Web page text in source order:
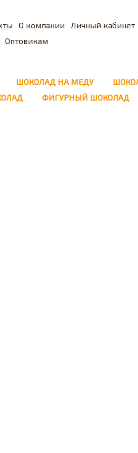
О компании
Личный кабинет
Оптовикам
ШОКОЛАД НА МЕДУ
ФИГУРНЫЙ ШОКОЛАД